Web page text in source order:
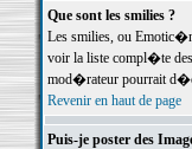
Que sont les smilies ?
Les smilies, ou
voir la liste compl�te
mod�rateur pourrait
Revenir en haut de page
Puis-je poster des